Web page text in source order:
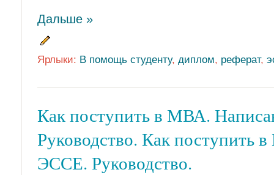
Дальше »
Ярлыки: В помощь студенту, диплом, реферат,
Как поступить в МВА.
Руководство. Как поступить
ЭССЕ. Руководство.